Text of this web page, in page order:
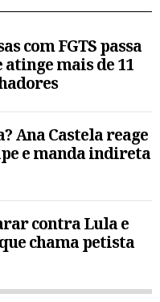
com FGTS passa
atinge mais de 11
Ana Castela reage
e manda indireta
contra Lula e
chama petista